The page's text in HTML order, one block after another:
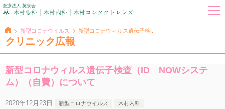
医療法人 英泉会
新型コロナウイルス 新型コロナウィルス遺伝子検...
クリニック広報
新型コロナウィルス遺伝子検査（ID NOWシステ
ム）（自費）について
2020年12月23日 新型コロナウイルス 木村内科